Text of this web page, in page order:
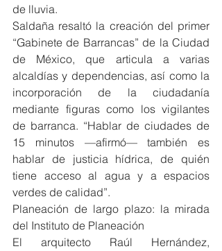
de lluvia.
Saldaña resaltó la creación del primer
“Gabinete de Barrancas” de la Ciudad
de México, que articula a varias
alcaldías y dependencias, así como la
incorporación de la ciudadanía
mediante figuras como los vigilantes
de barranca. “Hablar de ciudades de
15 minutos —afirmó— también es
hablar de justicia hídrica, de quién
tiene acceso al agua y a espacios
verdes de calidad”.
Planeación de largo plazo: la mirada
del Instituto de Planeación
El arquitecto Raúl Hernández,